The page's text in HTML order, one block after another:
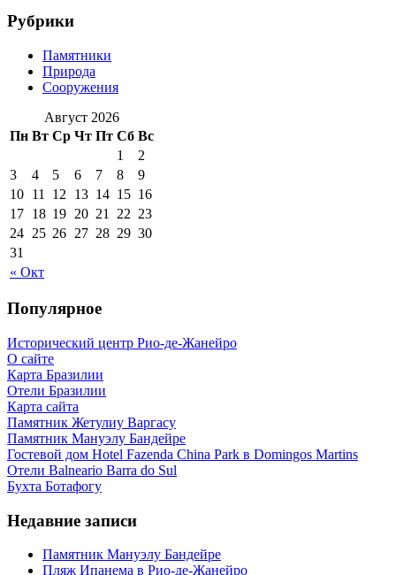
Рубрики
Памятники
Природа
Сооружения
Август 2026
Пн Вт Ср Чт Пт Сб Вс
« Окт
1
2
3
4 5 6 7 8
9
10 11 12 13 14 15 16
17 18 19 20 21 22 23
24 25 26 27 28 29 30
31
Популярное
Исторический центр Рио-де-Жанейро
О сайте
Карта Бразилии
Отели Бразилии
Карта сайта
Памятник Жетулиу Варгасу
Памятник Мануэлу Бандейре
Гостевой дом Hotel Fazenda China Park в Domingos Martins
Отели Balneario Barra do Sul
Бухта Ботафогу
Недавние записи
Памятник Мануэлу Бандейре
Пляж Ипанема в Рио-де-Жанейро